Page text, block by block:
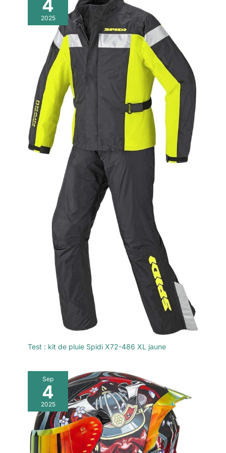
extrêmement solide et protecteur, l’ABS est un matériau doté
d’une très longue durée de vie. Vous pourrez ainsi profiter de
votre casque pendant de nombreuses années. Un autre
avantage non négligeable est que l’ABS confère au casque un
look élégant et moderne. DIFFÉRENTES TAILLES ET COULEURS
– Ce casque convient aux hommes et aux femmes et est
disponible en plusieurs tailles. Vous pouvez déterminer votre
taille en mesurant le tour de votre tête au niveau du front. Le
VINZ Kennet est disponible dans les tailles suivantes (en cm) :
XS (53-54), S (55-56), M (57-58), L (59-60), XL (60-61) et XXL
(61). La taille du casque se détermine facilement en mesurant
le périmètre crânien juste au-dessus des sourcils. Ce modèle
est disponible en plusieurs couleurs.
4
2025
Test : kit de pluie Spidi X72-486 XL jaune
Sep
4
2025